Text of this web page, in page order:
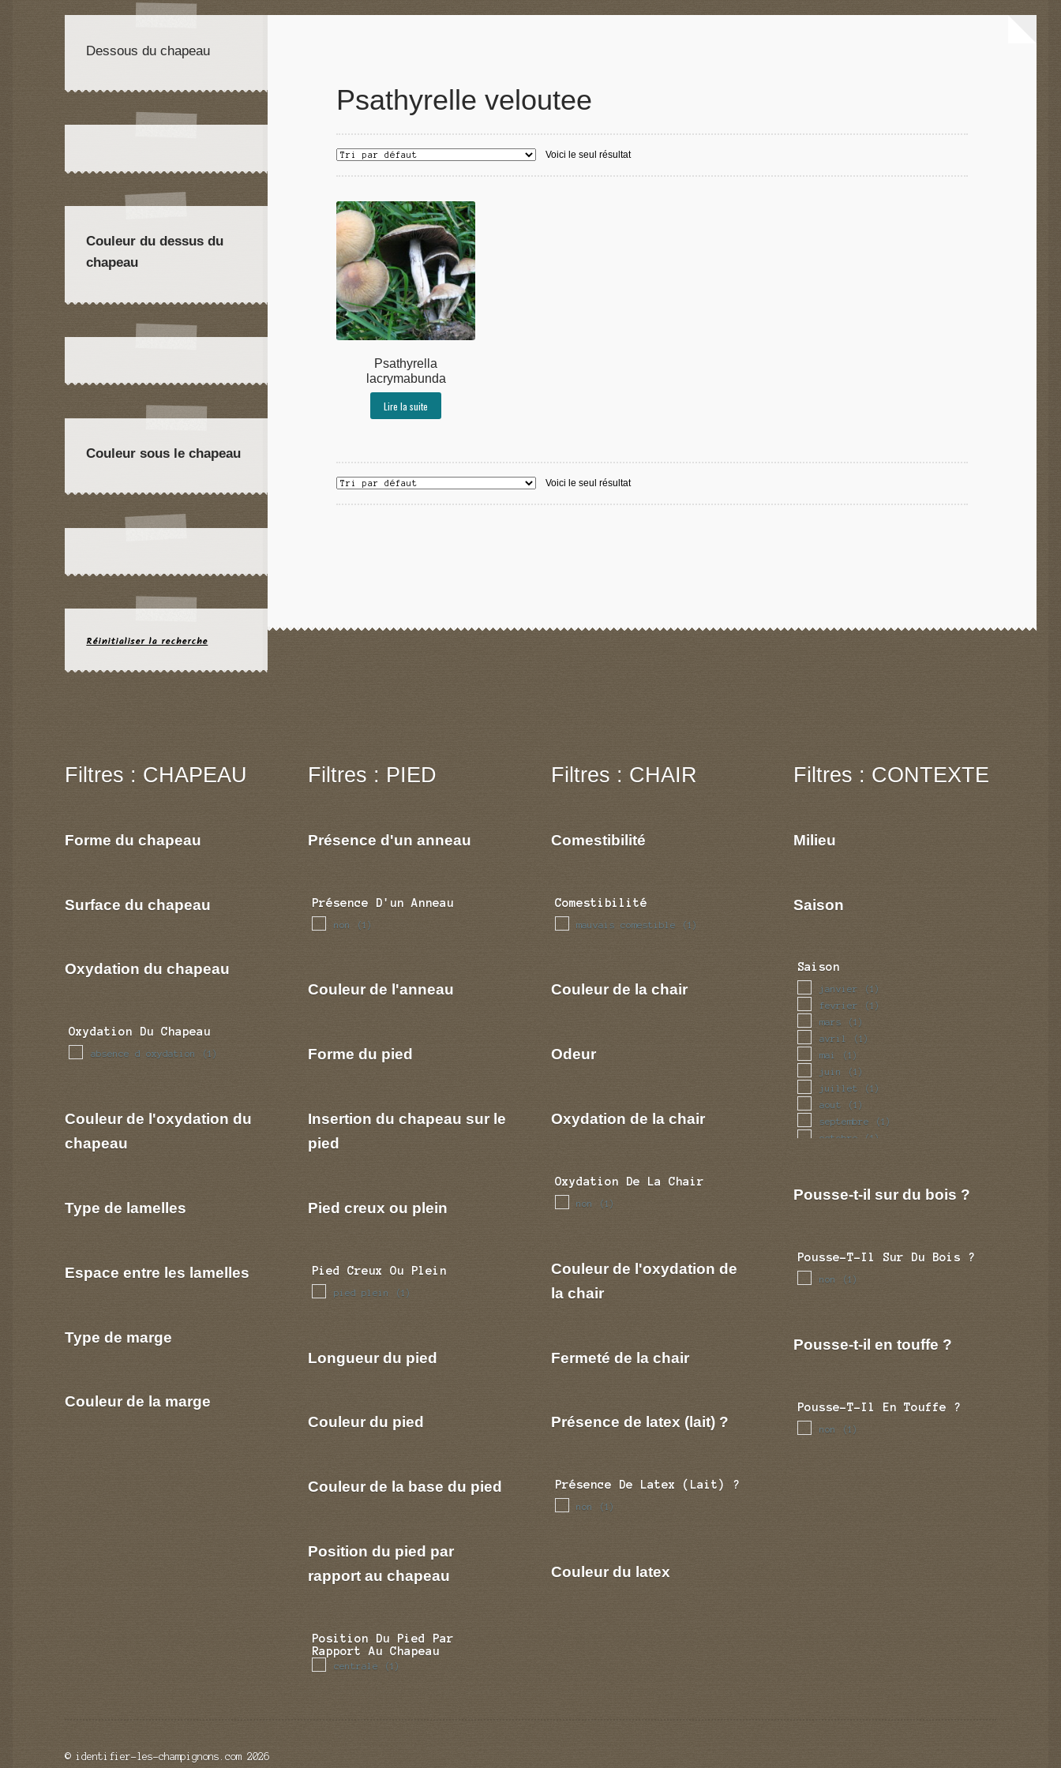
Psathyrelle veloutee
Voici le seul résultat
Psathyrella
lacrymabunda
Lire la suite
Voici le seul résultat
Dessous du chapeau
Couleur du dessus du
chapeau
Couleur sous le chapeau
Réinitialiser la recherche
Filtres : CHAPEAU
Forme du chapeau
Surface du chapeau
Oxydation du chapeau
Oxydation Du Chapeau
absence d oxydation (1)
Couleur de l'oxydation du
chapeau
Type de lamelles
Espace entre les lamelles
Type de marge
Couleur de la marge
Filtres : PIED
Présence d'un anneau
Présence D'un Anneau
non (1)
Couleur de l'anneau
Forme du pied
Insertion du chapeau sur le
pied
Pied creux ou plein
Pied Creux Ou Plein
pied plein (1)
Longueur du pied
Couleur du pied
Couleur de la base du pied
Position du pied par
rapport au chapeau
Position Du Pied Par
Rapport Au Chapeau
centrale (1)
Filtres : CHAIR
Comestibilité
Comestibilité
mauvais comestible (1)
Couleur de la chair
Odeur
Oxydation de la chair
Oxydation De La Chair
non (1)
Couleur de l'oxydation de
la chair
Fermeté de la chair
Présence de latex (lait) ?
Présence De Latex (lait) ?
non (1)
Couleur du latex
Filtres : CONTEXTE
Milieu
Saison
Saison
janvier (1)
fevrier (1)
mars (1)
avril (1)
mai (1)
juin (1)
juillet (1)
aout (1)
septembre (1)
octobre (1)
Pousse-t-il sur du bois ?
Pousse-T-Il Sur Du Bois ?
non (1)
Pousse-t-il en touffe ?
Pousse-T-Il En Touffe ?
non (1)
© identifier-les-champignons.com 2026